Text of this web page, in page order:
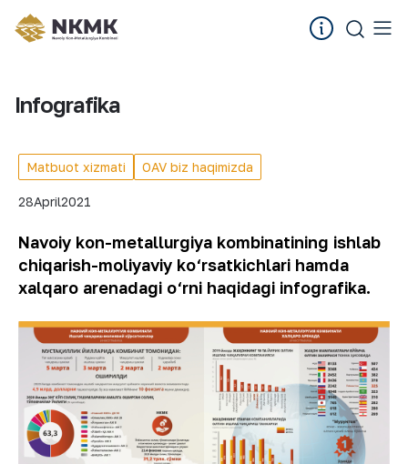
Infografika
Matbuot xizmati OAV biz haqimizda
28April2021
Navoiy kon-metallurgiya kombinatining ishlab
chiqarish-moliyaviy ko‘rsatkichlari hamda
xalqaro arenadagi o‘rni haqidagi infografika.